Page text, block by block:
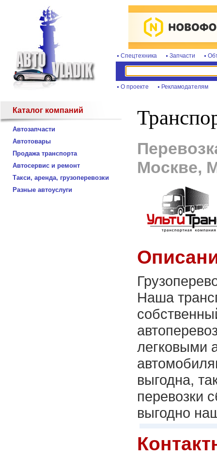
Спецтехника Запчасти
О проекте Рекламодателям
Каталог компаний
Автозапчасти
Автотовары
Продажа транспорта
Автосервис и ремонт
Такси, аренда, грузоперевозки
Разные автоуслуги
Москве,
Наша
легковыми
выгодна,
перевозки
выгодно